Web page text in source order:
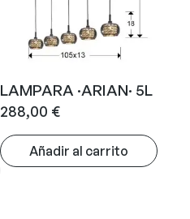
LAMPARA ·ARIAN· 5L
288,00 €
Añadir al carrito